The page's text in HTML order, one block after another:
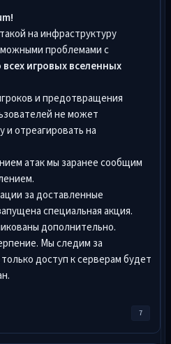
на инфраструктуру
проблемами с
всех игровых вселенных
и предотвращения
не может
и отреагировать на
атак мы заранее сообщим
за доставленные
специальная акция.
дополнительно.
Мы следим за
доступ к серверам будет
7